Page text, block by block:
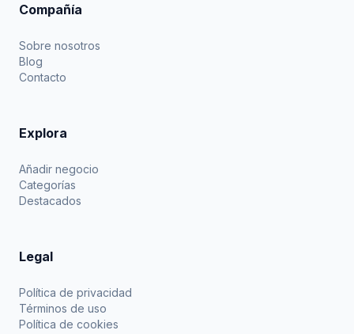
Compañía
Sobre nosotros
Blog
Contacto
Explora
Añadir negocio
Categorías
Destacados
Legal
Política de privacidad
Términos de uso
Política de cookies